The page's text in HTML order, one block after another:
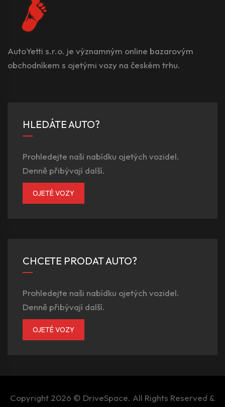
AutoYetti s.r.o. je významným online bazarovým
obchodníkem s ojetými vozy na českém trhu.
HLEDÁTE AUTO?
Prohledejte naši nabídku ojetých vozidel.
Denně přibývají další.
OJETÉ VOZY
CHCETE PRODAT AUTO?
Prohledejte naši nabídku ojetých vozidel.
Denně přibývají další.
OJETÉ VOZY
Copyright 2026 © DriveSpace. All Rights Reserved &